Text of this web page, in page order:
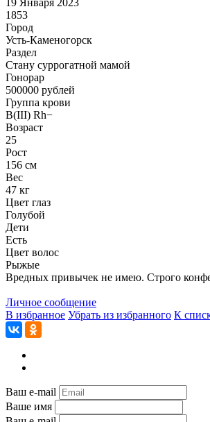
1853
Город
Усть-Каменогорск
Раздел
Cтану суррогатной мамой
Гонoрар
500000 рублей
Группа крови
B(III) Rh−
Возраст
25
Рост
156 см
Вес
47 кг
Цвет глаз
Голубой
Дети
Есть
Цвет волос
Рыжые
Вредных привычек не имею. Строго
Личное сообщение
В избранное Убрать из избранного К
Ваш e-mail
Ваше имя